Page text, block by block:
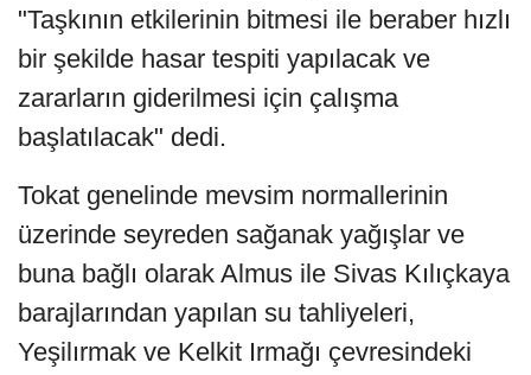
"Taşkının etkilerinin bitmesi ile beraber hızlı
bir şekilde hasar tespiti yapılacak ve
zararların giderilmesi için çalışma
başlatılacak" dedi.
Tokat genelinde mevsim normallerinin
üzerinde seyreden sağanak yağışlar ve
buna bağlı olarak Almus ile Sivas Kılıçkaya
barajlarından yapılan su tahliyeleri,
Yeşilırmak ve Kelkit Irmağı çevresindeki